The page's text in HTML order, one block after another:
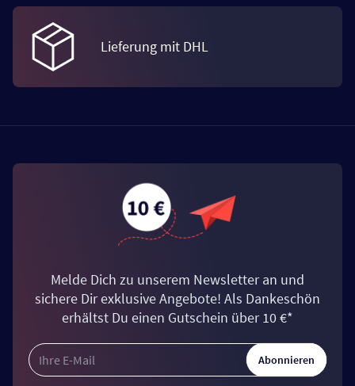
Lieferung mit DHL
Melde Dich zu unserem Newsletter an und
sichere Dir exklusive Angebote! Als Dankeschön
erhältst Du einen Gutschein über 10 €*
Abonnieren